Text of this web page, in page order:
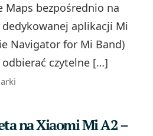
Maps bezpośrednio na
aplikacji Mi
Navigator for Mi Band)
czytelne […]
na Xiaomi Mi A2 –